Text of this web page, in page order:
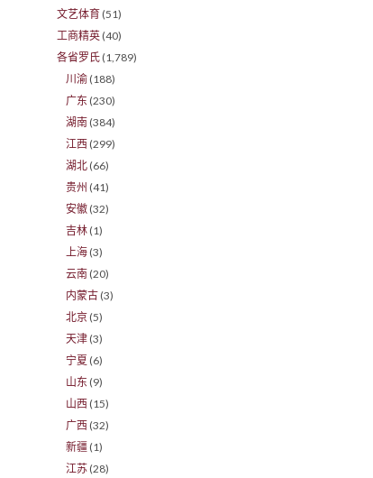
文艺体育 (51)
工商精英 (40)
各省罗氏 (1,789)
川渝 (188)
广东 (230)
湖南 (384)
江西 (299)
湖北 (66)
贵州 (41)
安徽 (32)
吉林 (1)
上海 (3)
云南 (20)
内蒙古 (3)
北京 (5)
天津 (3)
宁夏 (6)
山东 (9)
山西 (15)
广西 (32)
新疆 (1)
江苏 (28)